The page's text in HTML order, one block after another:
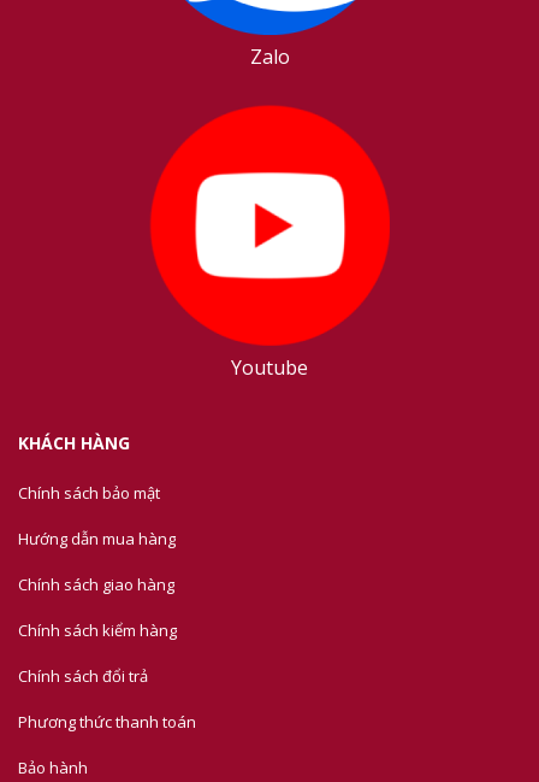
Zalo
Youtube
KHÁCH HÀNG
Chính sách bảo mật
Hướng dẫn mua hàng
Chính sách giao hàng
Chính sách kiểm hàng
Chính sách đổi trả
Phương thức thanh toán
Bảo hành